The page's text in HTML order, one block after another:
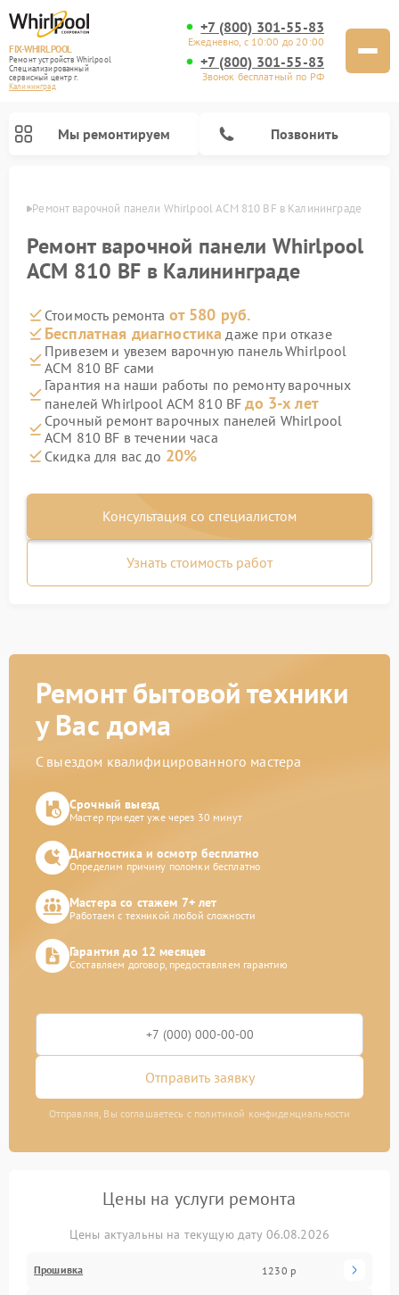
FIX-WHIRLPOOL
Ремонт устройств Whirlpool
Специализированный
cервисный центр г.
Калининград
+7 (800) 301-55-83
Ежедневно, с 10:00 до 20:00
+7 (800) 301-55-83
Звонок бесплатный по РФ
Мы ремонтируем Позвонить
Ремонт варочной панели Whirlpool ACM 810 BF в Калининграде
Ремонт варочной панели Whirlpool
ACM 810 BF в Калининграде
Стоимость ремонта от 580 руб.
Бесплатная диагностика даже при отказе
Привезем и увезем варочную панель Whirlpool
ACM 810 BF сами
Гарантия на наши работы по ремонту варочных
панелей Whirlpool ACM 810 BFдо 3-х лет
Срочный ремонт варочных панелей Whirlpool
ACM 810 BF в течении часа
Скидка для вас до 20%
Консультация со специалистом
Узнать стоимость работ
Ремонт бытовой техники
у Вас дома
С выездом квалифицированного мастера
Срочный выезд
Мастер приедет уже через 30 минут
Диагностика и осмотр бесплатно
Определим причину поломки бесплатно
Мастера со стажем 7+ лет
Работаем с техникой любой сложности
Гарантия до 12 месяцев
Составляем договор, предоставляем гарантию
Отправить заявку
Отправляя, Вы соглашаетесь с политикой конфиденциальности
Цены на услуги ремонта
Цены актуальны на текущую дату 06.08.2026
Прошивка 1230 р